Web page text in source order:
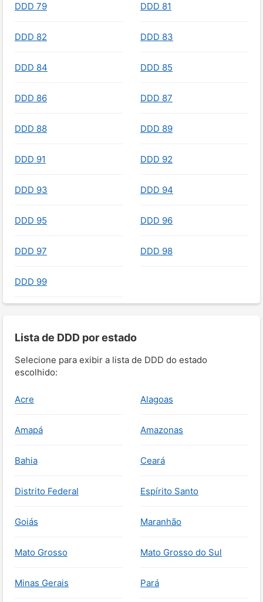
DDD 79 DDD 81
DDD 82 DDD 83
DDD 84 DDD 85
DDD 86 DDD 87
DDD 88 DDD 89
DDD 91 DDD 92
DDD 93 DDD 94
DDD 95 DDD 96
DDD 97 DDD 98
DDD 99
Lista de DDD por estado
Selecione para exibir a lista de DDD do estado
escolhido:
Acre Alagoas
Amapá Amazonas
Bahia Ceará
Distrito Federal Espírito Santo
Goiás Maranhão
Mato Grosso Mato Grosso do Sul
Minas Gerais Pará